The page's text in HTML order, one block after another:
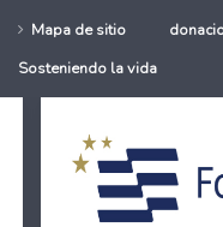
Mapa de sitio
Sosteniendo la vida